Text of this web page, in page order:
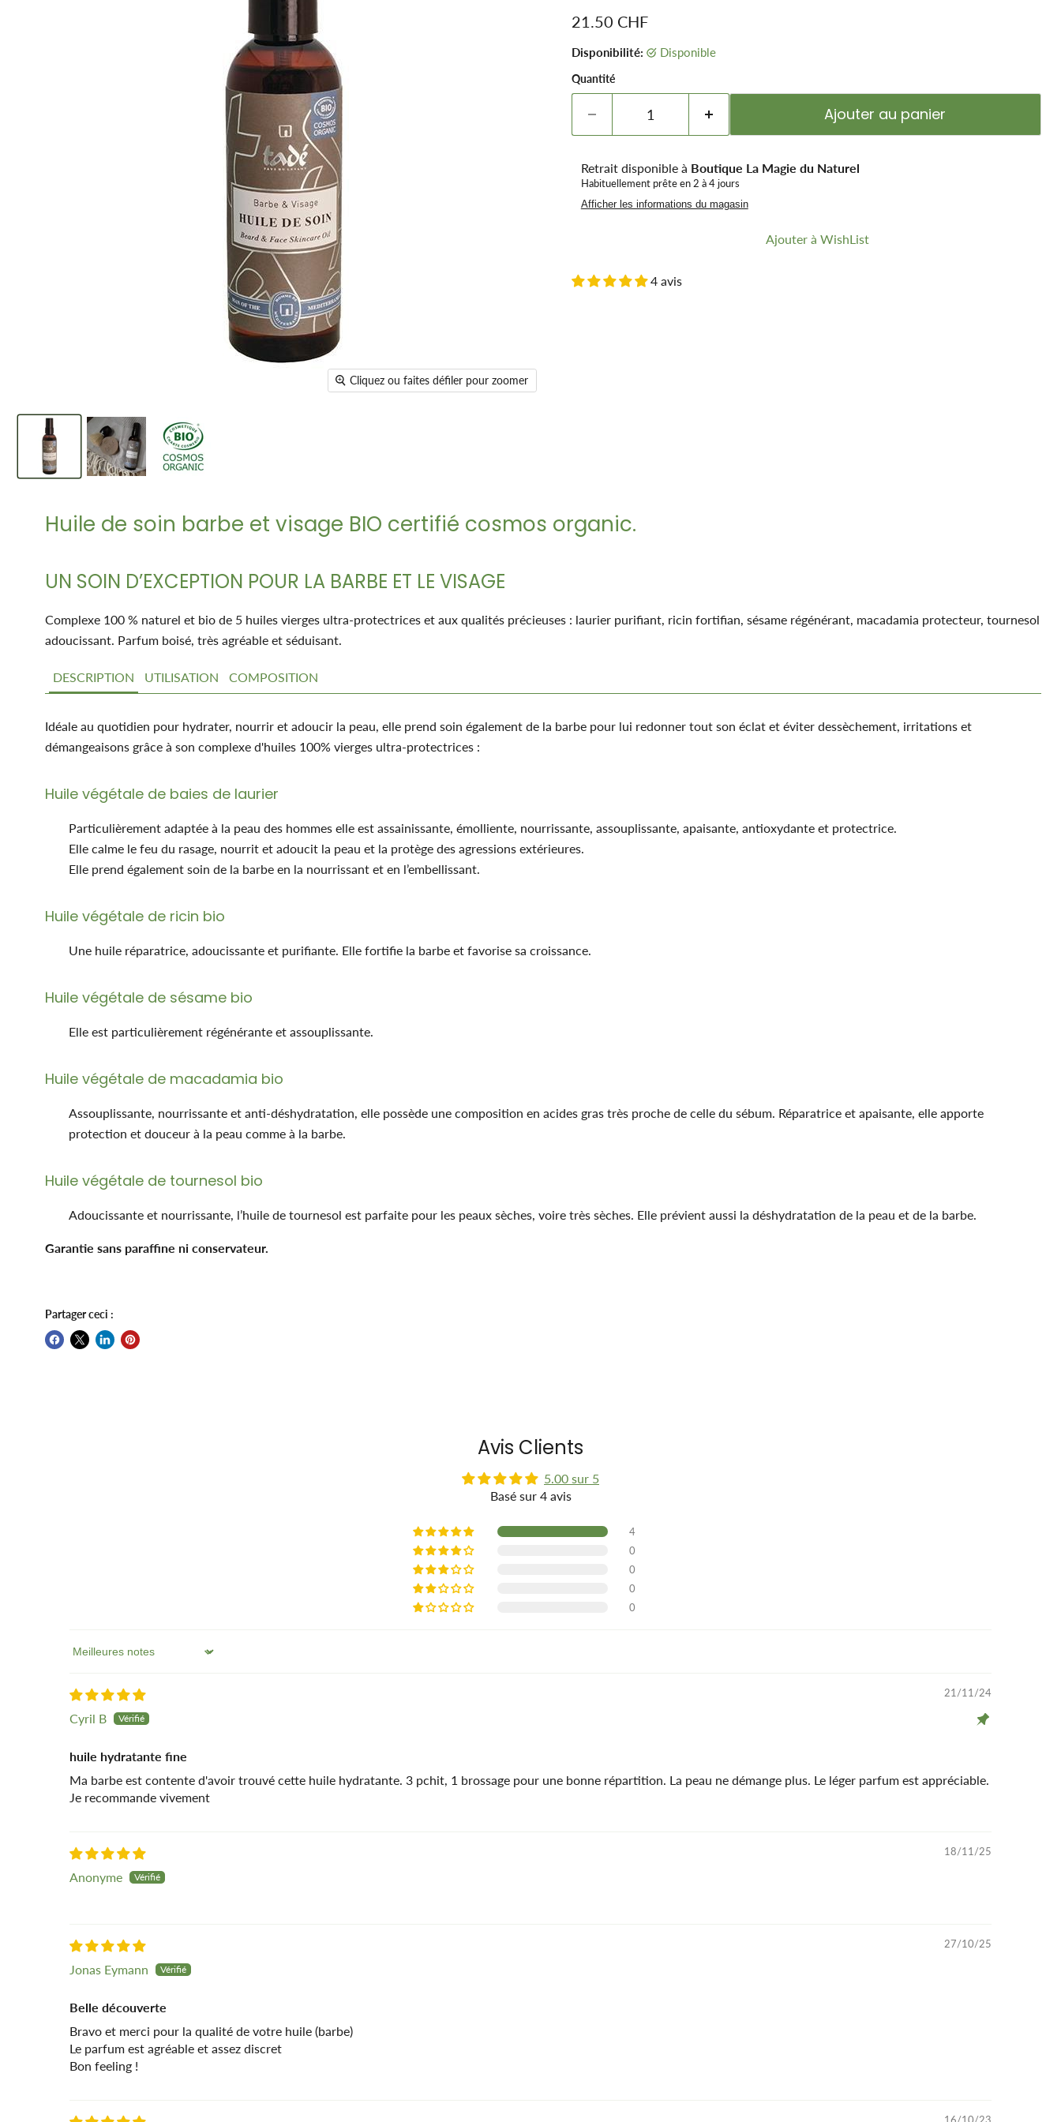
Cliquez ou faites défiler pour zoomer
Prix remisé
21.50 CHF
Disponibilité: Disponible
Quantité
Ajouter au panier
Retrait disponible à Boutique La Magie du Naturel
Habituellement prête en 2 à 4 jours
Afficher les informations du magasin
Ajouter à WishList
4 avis
Huile de soin barbe et visage BIO certifié cosmos organic.
UN SOIN D’EXCEPTION POUR LA BARBE ET LE VISAGE
Complexe 100 % naturel et bio de 5 huiles vierges ultra-protectrices et aux qualités précieuses : laurier purifiant, ricin fortifian, sésame régénérant, macadamia protecteur, tournesol
adoucissant. Parfum boisé, très agréable et séduisant.
DESCRIPTION UTILISATION COMPOSITION
Idéale au quotidien pour hydrater, nourrir et adoucir la peau, elle prend soin également de la barbe pour lui redonner tout son éclat et éviter dessèchement, irritations et
démangeaisons grâce à son complexe d'huiles 100% vierges ultra-protectrices :
Huile végétale de baies de laurier
Particulièrement adaptée à la peau des hommes elle est assainissante, émolliente, nourrissante, assouplissante, apaisante, antioxydante et protectrice.
Elle calme le feu du rasage, nourrit et adoucit la peau et la protège des agressions extérieures.
Elle prend également soin de la barbe en la nourrissant et en l’embellissant.
Huile végétale de ricin bio
Une huile réparatrice, adoucissante et purifiante. Elle fortifie la barbe et favorise sa croissance.
Huile végétale de sésame bio
Elle est particulièrement régénérante et assouplissante.
Huile végétale de macadamia bio
Assouplissante, nourrissante et anti-déshydratation, elle possède une composition en acides gras très proche de celle du sébum. Réparatrice et apaisante, elle apporte
protection et douceur à la peau comme à la barbe.
Huile végétale de tournesol bio
Adoucissante et nourrissante, l’huile de tournesol est parfaite pour les peaux sèches, voire très sèches. Elle prévient aussi la déshydratation de la peau et de la barbe.
Garantie sans paraffine ni conservateur.
Partager ceci :
Avis Clients
5.00 sur 5
Basé sur 4 avis
4
0
0
0
0
Sort by
21/11/24
Cyril B
huile hydratante fine
Ma barbe est contente d'avoir trouvé cette huile hydratante. 3 pchit, 1 brossage pour une bonne répartition. La peau ne démange plus. Le léger parfum est appréciable.
Je recommande vivement
18/11/25
Anonyme
27/10/25
Jonas Eymann
Belle découverte
Bravo et merci pour la qualité de votre huile (barbe)
Le parfum est agréable et assez discret
Bon feeling !